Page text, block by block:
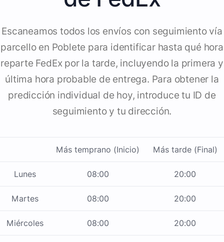
Escaneamos todos los envíos con seguimiento vía
parcello en Poblete para identificar hasta qué hora
reparte FedEx por la tarde, incluyendo la primera y
última hora probable de entrega. Para obtener la
predicción individual de hoy, introduce tu ID de
seguimiento y tu dirección.
Más temprano (Inicio) Más tarde (Final)
Lunes 08:00 20:00
Martes 08:00 20:00
Miércoles 08:00 20:00